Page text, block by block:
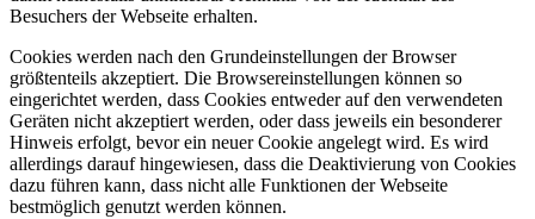
Besuchers der Webseite erhalten.
Cookies werden nach den Grundeinstellungen der Browser
größtenteils akzeptiert. Die Browsereinstellungen können so
eingerichtet werden, dass Cookies entweder auf den verwendeten
Geräten nicht akzeptiert werden, oder dass jeweils ein besonderer
Hinweis erfolgt, bevor ein neuer Cookie angelegt wird. Es wird
allerdings darauf hingewiesen, dass die Deaktivierung von Cookies
dazu führen kann, dass nicht alle Funktionen der Webseite
bestmöglich genutzt werden können.